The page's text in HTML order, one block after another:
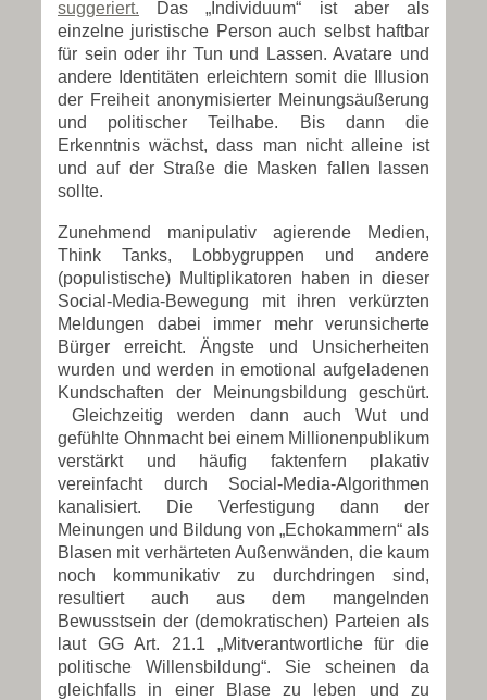
suggeriert. Das „Individuum“ ist aber als
einzelne juristische Person auch selbst haftbar
für sein oder ihr Tun und Lassen. Avatare und
andere Identitäten erleichtern somit die Illusion
der Freiheit anonymisierter Meinungsäußerung
und politischer Teilhabe. Bis dann die
Erkenntnis wächst, dass man nicht alleine ist
und auf der Straße die Masken fallen lassen
sollte.
Zunehmend manipulativ agierende Medien,
Think Tanks, Lobbygruppen und andere
(populistische) Multiplikatoren haben in dieser
Social-Media-Bewegung mit ihren verkürzten
Meldungen dabei immer mehr verunsicherte
Bürger erreicht. Ängste und Unsicherheiten
wurden und werden in emotional aufgeladenen
Kundschaften der Meinungsbildung geschürt.
Gleichzeitig werden dann auch Wut und
gefühlte Ohnmacht bei einem Millionenpublikum
verstärkt und häufig faktenfern plakativ
vereinfacht durch Social-Media-Algorithmen
kanalisiert. Die Verfestigung dann der
Meinungen und Bildung von „Echokammern“ als
Blasen mit verhärteten Außenwänden, die kaum
noch kommunikativ zu durchdringen sind,
resultiert auch aus dem mangelnden
Bewusstsein der (demokratischen) Parteien als
laut GG Art. 21.1 „Mitverantwortliche für die
politische Willensbildung“. Sie scheinen da
gleichfalls in einer Blase zu leben und zu